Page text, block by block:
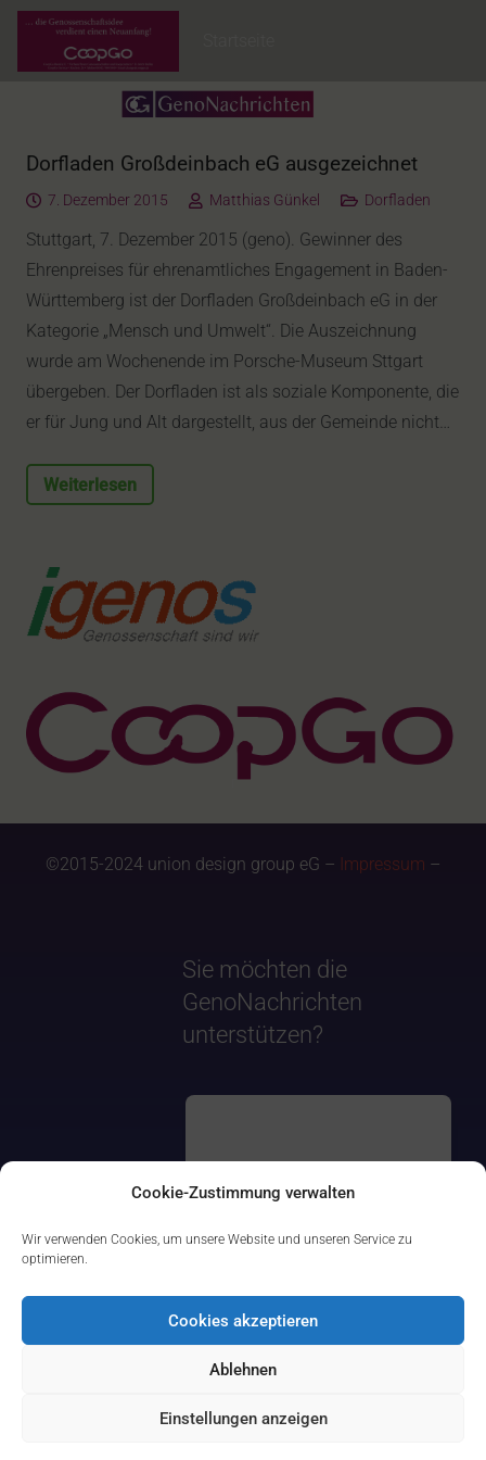
Cookie-Zustimmung verwalten
Wir verwenden Cookies, um unsere Website und unseren Service zu
optimieren.
Cookies akzeptieren
Ablehnen
Einstellungen anzeigen
Dorfladen Großdeinbach eG ausgezeichnet
7. Dezember 2015 Matthias Günkel Dorfladen
Stuttgart, 7. Dezember 2015 (geno). Gewinner des
Ehrenpreises für ehrenamtliches Engagement in Baden-
Württemberg ist der Dorfladen Großdeinbach eG in der
Kategorie „Mensch und Umwelt“. Die Auszeichnung
wurde am Wochenende im Porsche-Museum Sttgart
übergeben. Der Dorfladen ist als soziale Komponente, die
er für Jung und Alt dargestellt, aus der Gemeinde nicht…
Weiterlesen
©2015-2024 union design group eG – Impressum –
Sie möchten die
GenoNachrichten
unterstützen?